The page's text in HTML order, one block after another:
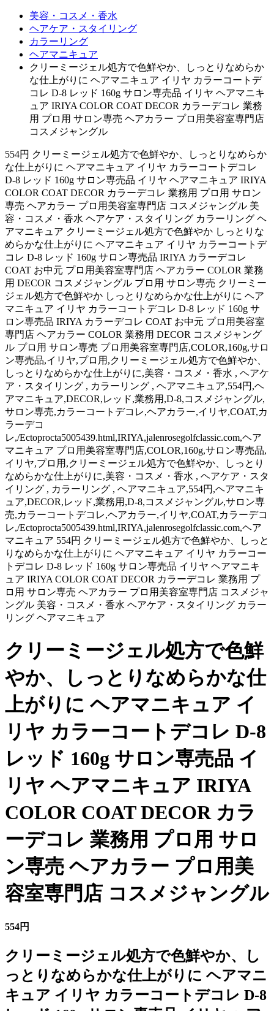
美容・コスメ・香水
ヘアケア・スタイリング
カラーリング
ヘアマニキュア
クリーミージェル処方で色鮮やか、しっとりなめらか
な仕上がりに ヘアマニキュア イリヤ カラーコートデ
コレ D-8 レッド 160g サロン専売品 イリヤ ヘアマニキ
ュア IRIYA COLOR COAT DECOR カラーデコレ 業務
用 プロ用 サロン専売 ヘアカラー プロ用美容室専門店
コスメジャングル
554円 クリーミージェル処方で色鮮やか、しっとりなめらか
な仕上がりに ヘアマニキュア イリヤ カラーコートデコレ
D-8 レッド 160g サロン専売品 イリヤ ヘアマニキュア IRIYA
COLOR COAT DECOR カラーデコレ 業務用 プロ用 サロン
専売 ヘアカラー プロ用美容室専門店 コスメジャングル 美
容・コスメ・香水 ヘアケア・スタイリング カラーリング ヘ
アマニキュア クリーミージェル処方で色鮮やか しっとりな
めらかな仕上がりに ヘアマニキュア イリヤ カラーコートデ
コレ D-8 レッド 160g サロン専売品 IRIYA カラーデコレ
COAT お中元 プロ用美容室専門店 ヘアカラー COLOR 業務
用 DECOR コスメジャングル プロ用 サロン専売 クリーミー
ジェル処方で色鮮やか しっとりなめらかな仕上がりに ヘア
マニキュア イリヤ カラーコートデコレ D-8 レッド 160g サ
ロン専売品 IRIYA カラーデコレ COAT お中元 プロ用美容室
専門店 ヘアカラー COLOR 業務用 DECOR コスメジャング
ル プロ用 サロン専売 プロ用美容室専門店,COLOR,160g,サロ
ン専売品,イリヤ,プロ用,クリーミージェル処方で色鮮やか、
しっとりなめらかな仕上がりに,美容・コスメ・香水 , ヘアケ
ア・スタイリング , カラーリング , ヘアマニキュア,554円,ヘ
アマニキュア,DECOR,レッド,業務用,D-8,コスメジャングル,
サロン専売,カラーコートデコレ,ヘアカラー,イリヤ,COAT,カ
ラーデコ
レ,/Ectoprocta5005439.html,IRIYA,jalenrosegolfclassic.com,ヘア
マニキュア プロ用美容室専門店,COLOR,160g,サロン専売品,
イリヤ,プロ用,クリーミージェル処方で色鮮やか、しっとり
なめらかな仕上がりに,美容・コスメ・香水 , ヘアケア・スタ
イリング , カラーリング , ヘアマニキュア,554円,ヘアマニキ
ュア,DECOR,レッド,業務用,D-8,コスメジャングル,サロン専
売,カラーコートデコレ,ヘアカラー,イリヤ,COAT,カラーデコ
レ,/Ectoprocta5005439.html,IRIYA,jalenrosegolfclassic.com,ヘア
マニキュア 554円 クリーミージェル処方で色鮮やか、しっと
りなめらかな仕上がりに ヘアマニキュア イリヤ カラーコー
トデコレ D-8 レッド 160g サロン専売品 イリヤ ヘアマニキ
ュア IRIYA COLOR COAT DECOR カラーデコレ 業務用 プ
ロ用 サロン専売 ヘアカラー プロ用美容室専門店 コスメジャ
ングル 美容・コスメ・香水 ヘアケア・スタイリング カラー
リング ヘアマニキュア
クリーミージェル処方で色鮮
やか、しっとりなめらかな仕
上がりに ヘアマニキュア イ
リヤ カラーコートデコレ D-8
レッド 160g サロン専売品 イ
リヤ ヘアマニキュア IRIYA
COLOR COAT DECOR カラ
ーデコレ 業務用 プロ用 サロ
ン専売 ヘアカラー プロ用美
容室専門店 コスメジャングル
554円
クリーミージェル処方で色鮮やか、し
っとりなめらかな仕上がりに ヘアマニ
キュア イリヤ カラーコートデコレ D-8